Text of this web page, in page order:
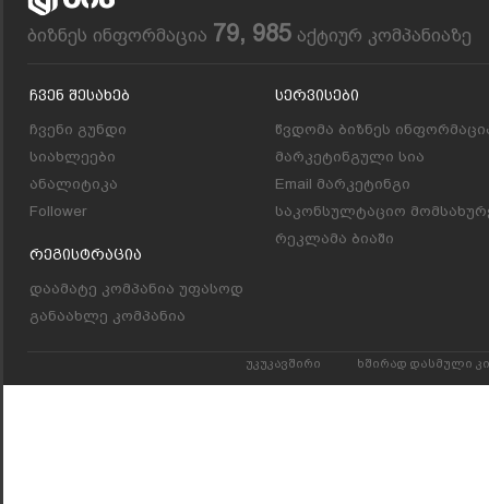
ბიზნეს ინფორმაცია 79, 985 აქტიურ კომპანიაზე
Ჩვენ Შესახებ
ჩვენი გუნდი
სიახლეები
ანალიტიკა
Follower
Რეგისტრაცია
დაამატე კომპანია უფასოდ
განაახლე კომპანია
Სერვისები
წვდომა ბიზნეს
მარკეტინგული სია
Email მარკეტინგი
საკონსულტაციო
რეკლამა ბიაში
უკუკავშირი ხშირად დასმული